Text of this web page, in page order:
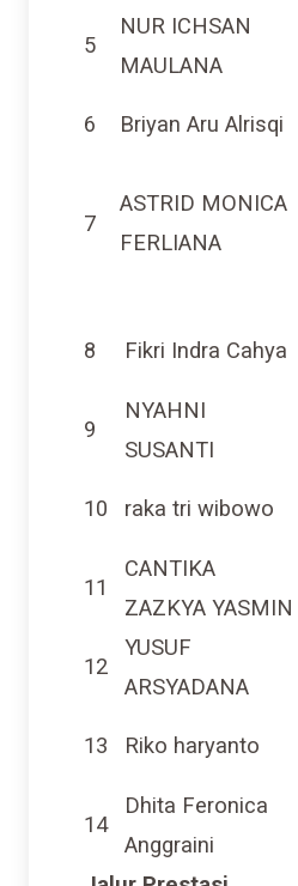
5
NUR ICHSAN
MAULANA
6 Briyan Aru Alrisqi
7
ASTRID MONICA
FERLIANA
8 Fikri Indra Cahya
9
NYAHNI
SUSANTI
10 raka tri wibowo
11
CANTIKA
ZAZKYA YASMIN
12
YUSUF
ARSYADANA
13 Riko haryanto
14
Dhita Feronica
Anggraini
Jalur Prestasi